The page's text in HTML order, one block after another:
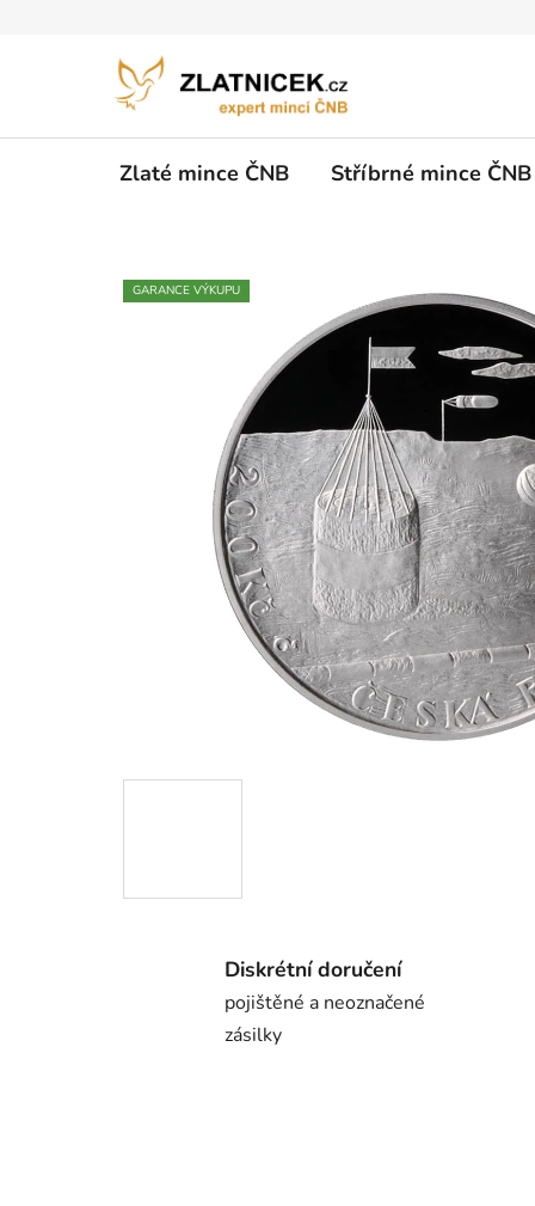
Zlaté mince ČNB Stříbrné mince ČNB
GARANCE VÝKUPU
Diskrétní doručení
pojištěné a neoznačené
zásilky